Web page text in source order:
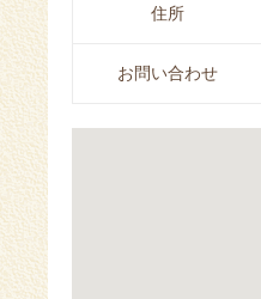
住所
お問い合わせ